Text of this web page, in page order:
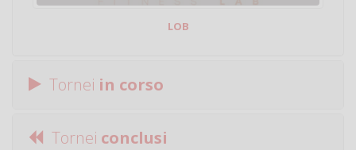
LOB
Tornei in corso
Tornei conclusi